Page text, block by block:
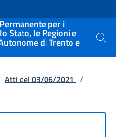
per i
Stato, le Regioni e
di Trento e Cerca
Atti del 03/06/2021 /